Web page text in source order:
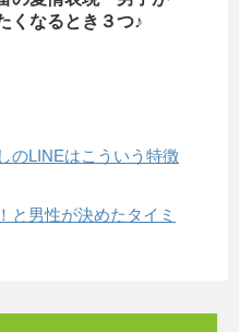
くなるとき３つ♪
のLINEはこういう特徴
と男性が決めたタイミ